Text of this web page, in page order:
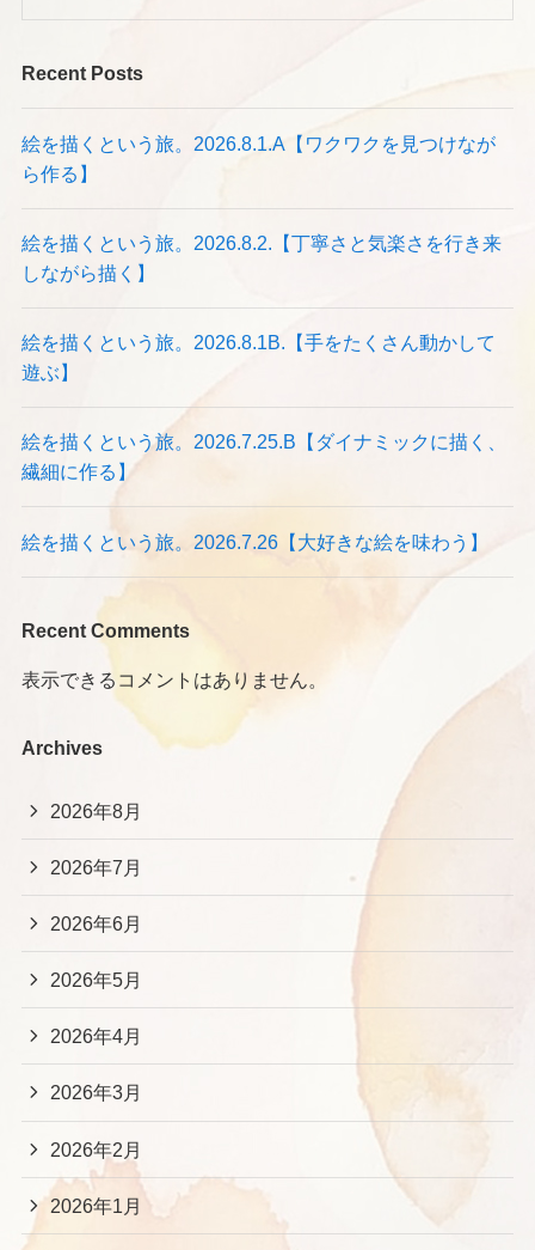
Recent Posts
絵を描くという旅。2026.8.1.A【ワクワクを見つけなが
ら作る】
絵を描くという旅。2026.8.2.【丁寧さと気楽さを行き来
しながら描く】
絵を描くという旅。2026.8.1B.【手をたくさん動かして
遊ぶ】
絵を描くという旅。2026.7.25.B【ダイナミックに描く、
繊細に作る】
絵を描くという旅。2026.7.26【大好きな絵を味わう】
Recent Comments
表示できるコメントはありません。
Archives
2026年8月
2026年7月
2026年6月
2026年5月
2026年4月
2026年3月
2026年2月
2026年1月